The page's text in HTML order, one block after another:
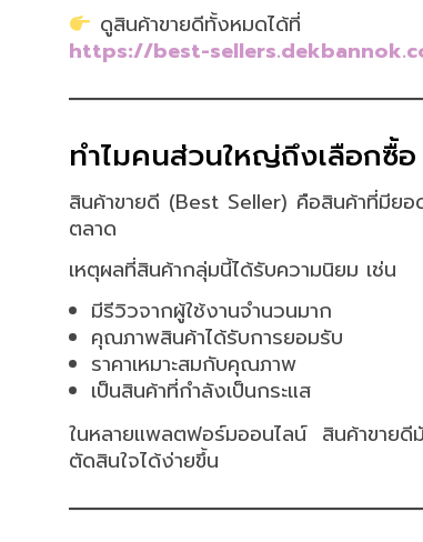
ดูสินค้าขายดีทั้งหมดได้ที่
https://best-
ทำไมคนส่วนใหญ่ถึงเลือกซื้
สินค้าขายดี (Best Seller) คือสินค้าที่มีย
ตลาด
เหตุผลที่สินค้ากลุ่มนี้ได้รับความนิยม เช่น
มีรีวิวจากผู้ใช้งานจำนวนมาก
คุณภาพสินค้าได้รับการยอมรับ
ราคาเหมาะสมกับคุณภาพ
เป็นสินค้าที่กำลังเป็นกระแส
ในหลายแพลตฟอร์มออนไลน์ สินค้าขาย
ตัดสินใจได้ง่ายขึ้น